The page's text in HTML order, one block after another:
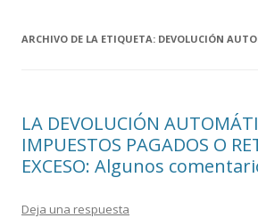
ARCHIVO DE LA ETIQUETA: DEVOLUCIÓN
LA DEVOLUCIÓN
IMPUESTOS PAGADOS O
EXCESO: Algunos
Deja una respuesta